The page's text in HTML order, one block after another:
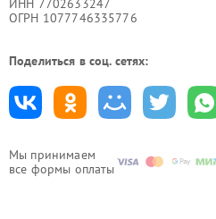
Мы принимаем
все формы оплаты
ИНН 7702633247
ОГРН 1077746335776
Поделиться в соц. сетях: